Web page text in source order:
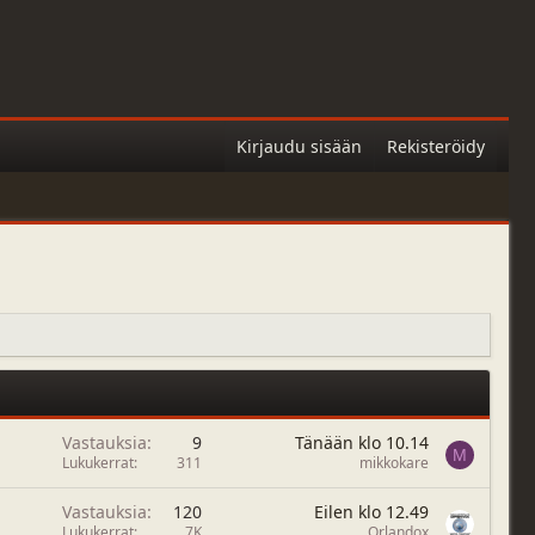
Kirjaudu sisään Rekisteröidy
Vastauksia 9
Lukukerrat 311
Tänään klo 10.14
mikkokare M
Vastauksia 120 Eilen klo 12.49